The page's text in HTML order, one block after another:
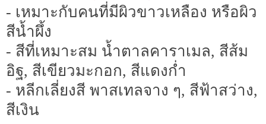
- เหมาะกับคนที่มีผิวขาวเหลือง หรือผิว
สีน้ำผึ้ง
- สีที่เหมาะสม น้ำตาลคาราเมล, สีส้ม
อิฐ, สีเขียวมะกอก, สีแดงก่ำ
- หลีกเลี่ยงสี พาสเทลจาง ๆ, สีฟ้าสว่าง,
สีเงิน